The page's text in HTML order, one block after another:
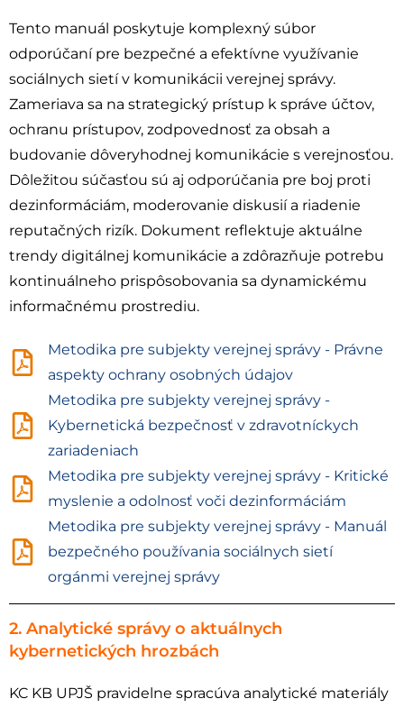
Tento manuál poskytuje komplexný súbor
odporúčaní pre bezpečné a efektívne využívanie
sociálnych sietí v komunikácii verejnej správy.
Zameriava sa na strategický prístup k správe účtov,
ochranu prístupov, zodpovednosť za obsah a
budovanie dôveryhodnej komunikácie s verejnosťou.
Dôležitou súčasťou sú aj odporúčania pre boj proti
dezinformáciám, moderovanie diskusií a riadenie
reputačných rizík. Dokument reflektuje aktuálne
trendy digitálnej komunikácie a zdôrazňuje potrebu
kontinuálneho prispôsobovania sa dynamickému
informačnému prostrediu.
Metodika pre subjekty verejnej správy - Právne
aspekty ochrany osobných údajov
Metodika pre subjekty verejnej správy -
Kybernetická bezpečnosť v zdravotníckych
zariadeniach
Metodika pre subjekty verejnej správy - Kritické
myslenie a odolnosť voči dezinformáciám
Metodika pre subjekty verejnej správy - Manuál
bezpečného používania sociálnych sietí
orgánmi verejnej správy
2. Analytické správy o aktuálnych
kybernetických hrozbách
KC KB UPJŠ pravidelne spracúva analytické materiály